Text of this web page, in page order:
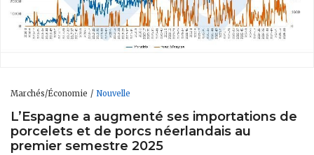
Marchés/Économie Nouvelle
L’Espagne a augmenté ses importations de
porcelets et de porcs néerlandais au
premier semestre 2025